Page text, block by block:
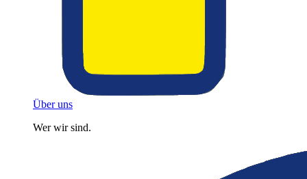
Über uns
Wer wir sind.